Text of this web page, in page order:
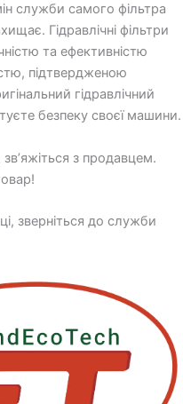
служби самого фільтра
Гідравлічні фільтри
та ефективністю
підтвердженою
гідравлічний
безпеку своєї машини.
з продавцем.
зверніться до служби